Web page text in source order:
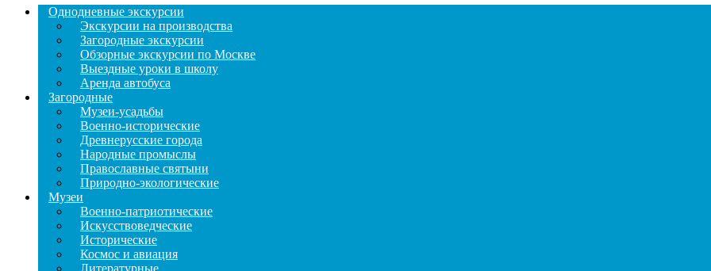
Однодневные экскурсии
Экскурсии на производства
Загородные экскурсии
Обзорные экскурсии по Москве
Выездные уроки в школу
Аренда автобуса
Загородные
Музеи-усадьбы
Военно-исторические
Древнерусские города
Народные промыслы
Православные святыни
Природно-экологические
Музеи
Военно-патриотические
Искусствоведческие
Исторические
Космос и авиация